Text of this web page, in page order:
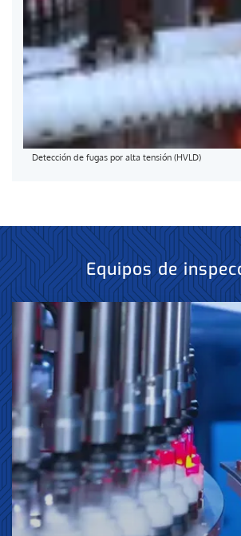
Detección de fugas por alta tensión (HVLD)
Equipos de